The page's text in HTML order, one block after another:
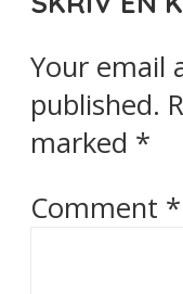
Your email
published.
marked *
Comment *